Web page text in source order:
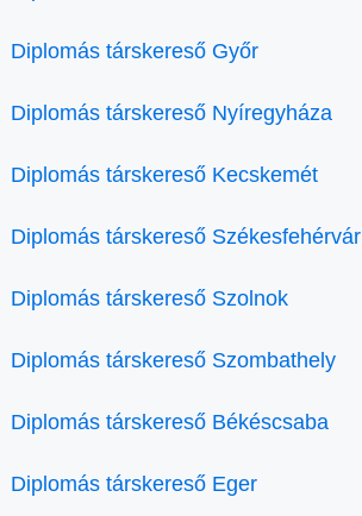
Diplomás társkereső Győr
Diplomás társkereső Nyíregyháza
Diplomás társkereső Kecskemét
Diplomás társkereső Székesfehérvár
Diplomás társkereső Szolnok
Diplomás társkereső Szombathely
Diplomás társkereső Békéscsaba
Diplomás társkereső Eger